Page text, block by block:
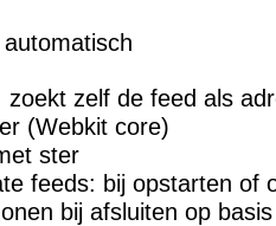
zoekt zelf de feed als
(Webkit core)
ster
feeds: bij opstarten of
bij afsluiten op